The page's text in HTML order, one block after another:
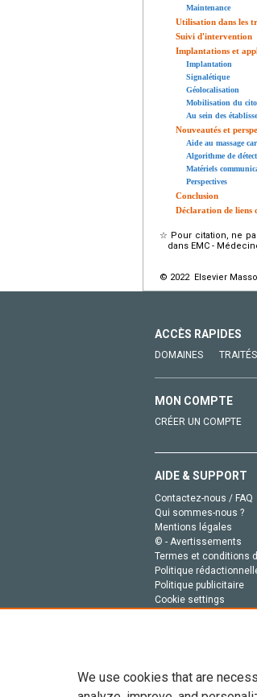
Maintenance
Utilisation dans les
Suivi d'intervention
Implantations et
Implantation
Signalétique
Géolocalisation
Mobilisation du
Au sein des
Nouveautés et
Aide au massage
Algorithme de
Matériels
Perspectives
Conclusion
Déclaration de liens
☆ Pour citation, ne
dans EMC -
© 2022 Elsevier
ACCÈS RAPIDES
DOMAINES
MON COMPTE
CRÉER UN COMPTE
AIDE & SUPPORT
Contactez-nous / FAQ
Qui sommes-nous ?
Mentions légales
© - Avertissements
Termes et conditions
Politique
Politique publicitaire
Cookie settings
We use cookies that are